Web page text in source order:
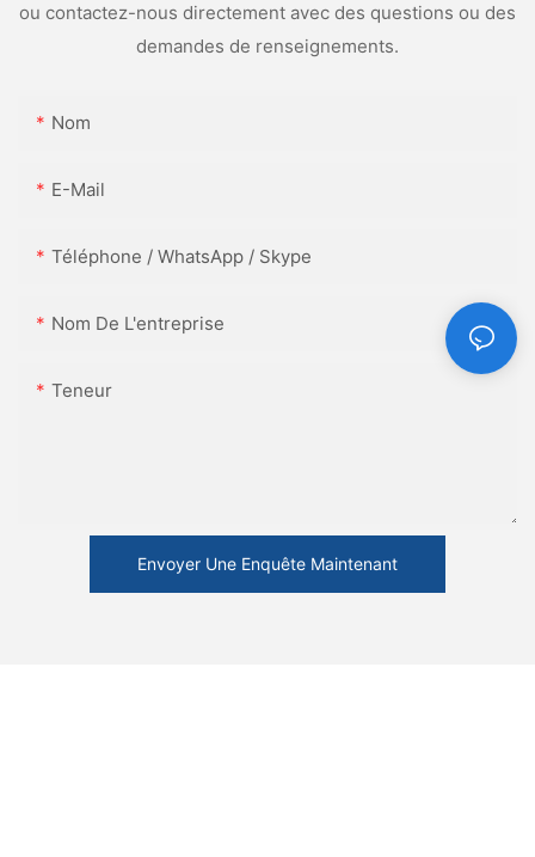
ou contactez-nous directement avec des questions ou des
demandes de renseignements.
Nom
E-Mail
Téléphone / WhatsApp / Skype
Nom De L'entreprise
Teneur
Envoyer Une Enquête Maintenant